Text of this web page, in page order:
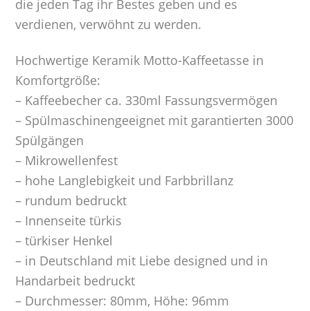
die jeden Tag ihr Bestes geben und es
verdienen, verwöhnt zu werden.
Hochwertige Keramik Motto-Kaffeetasse in
Komfortgröße:
– Kaffeebecher ca. 330ml Fassungsvermögen
– Spülmaschinengeeignet mit garantierten 3000
Spülgängen
– Mikrowellenfest
– hohe Langlebigkeit und Farbbrillanz
– rundum bedruckt
– Innenseite türkis
– türkiser Henkel
– in Deutschland mit Liebe designed und in
Handarbeit bedruckt
– Durchmesser: 80mm, Höhe: 96mm